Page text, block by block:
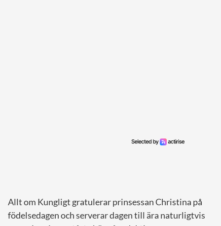
Allt om Kungligt gratulerar prinsessan Christina på
födelsedagen och serverar dagen till ära naturligtvis